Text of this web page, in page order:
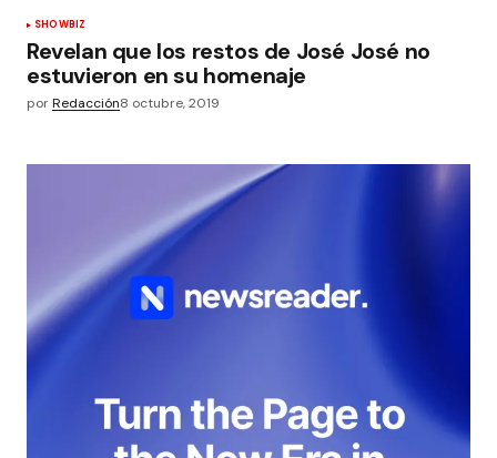
SHOWBIZ
Revelan que los restos de José José no
estuvieron en su homenaje
porRedacción8 octubre, 2019